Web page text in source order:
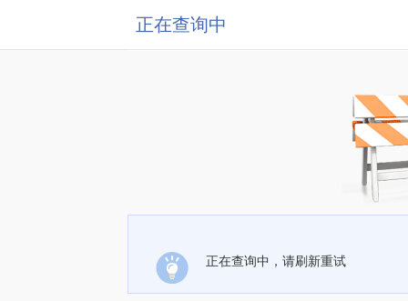
正在查询中
正在查询中，请刷新重试